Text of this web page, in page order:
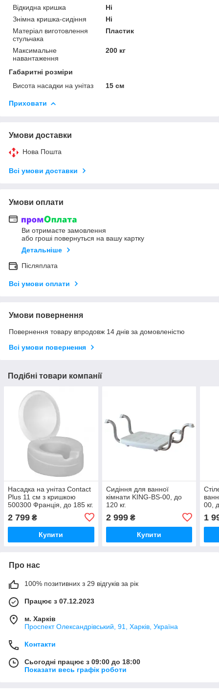
Відкидна кришка
Ні
Знімна кришка-сидіння
Ні
Матеріал виготовлення
стульчака
Пластик
Максимальне
навантаження
200 кг
Габаритні розміри
Висота насадки на унітаз
15 см
Приховати
Умови доставки
Нова Пошта
Всі умови доставки
Умови оплати
Ви отримаєте замовлення
або гроші повернуться на вашу картку
Детальніше
Післяплата
Всі умови оплати
Умови повернення
Повернення товару впродовж 14 днів за домовленістю
Всі умови повернення
Подібні товари компанії
Насадка на унітаз Contact
Plus 11 см з кришкою
500300 Франція, до 185 кг.
2 799 ₴
Купити
Сидіння для ванної
кімнати KING-BS-00, до
120 кг.
2 999₴
Купити
00,
1
Про нас
100% позитивних з 29 відгуків за рік
Працює з 07.12.2023
м. Харків
Проспект Олександрівський, 91, Харків, Україна
Контакти
Сьогодні працює з 09:00 до 18:00
Показати весь графік роботи